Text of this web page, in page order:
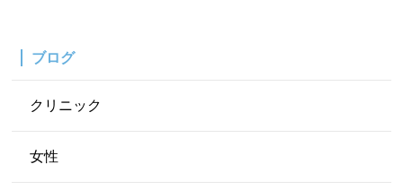
ブログ
クリニック
女性